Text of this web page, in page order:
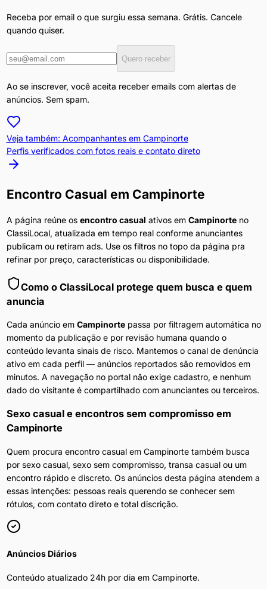
Receba por email o que surgiu essa semana. Grátis. Cancele
quando quiser.
Quero receber
Ao se inscrever, você aceita receber emails com alertas de
anúncios. Sem spam.
Veja também: Acompanhantes em Campinorte
Perfis verificados com fotos reais e contato direto
Encontro Casual em Campinorte
A página reúne os encontro casual ativos em Campinorteno
ClassiLocal, atualizada em tempo real conforme anunciantes
publicam ou retiram ads. Use os filtros no topo da página pra
refinar por preço, características ou disponibilidade.
Como o ClassiLocal protege quem busca e quem
anuncia
Cada anúncio em Campinortepassa por filtragem automática no
momento da publicação e por revisão humana quando o
conteúdo levanta sinais de risco. Mantemos o canal de denúncia
ativo em cada perfil — anúncios reportados são removidos em
minutos. A navegação no portal não exige cadastro, e nenhum
dado do visitante é compartilhado com anunciantes ou terceiros.
Sexo casual e encontros sem compromissoem
Campinorte
Quem procura encontro casual em Campinorte também busca
por sexo casual, sexo sem compromisso, transa casual ou um
encontro rápido e discreto. Os anúncios desta página atendem a
essas intenções: pessoas reais querendo se conhecer sem
rótulos, com contato direto e total discrição.
Anúncios Diários
Conteúdo atualizado 24h por dia em Campinorte.